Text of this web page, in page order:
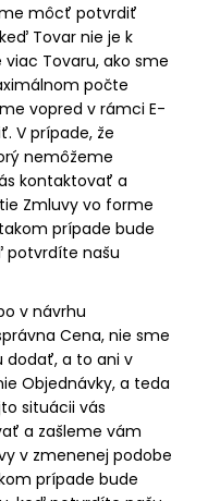
môcť potvrdiť
Tovar nie je k
Tovaru, ako sme
počte
vopred v rámci E-
V prípade, že
nemôžeme
kontaktovať a
Zmluvy vo forme
prípade bude
potvrdíte našu
v návrhu
Cena, nie sme
dodať, a to ani v
Objednávky, a teda
situácii vás
a zašleme vám
v zmenenej podobe
prípade bude